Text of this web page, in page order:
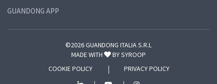
GUANDONG APP
©2026 GUANDONG ITALIA S.R.L
MADE WITH
BYSYROOP
COOKIE POLICY
PRIVACY POLICY